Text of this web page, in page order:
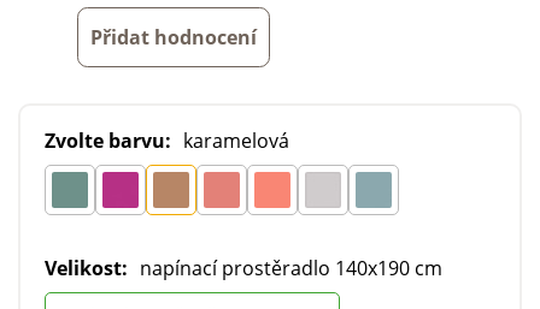
Přidat hodnocení
Zvolte barvu: karamelová
Velikost: napínací prostěradlo 140x190 cm